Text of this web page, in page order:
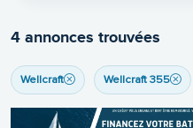
4 annonces trouvées
Wellcraft Wellcraft 355